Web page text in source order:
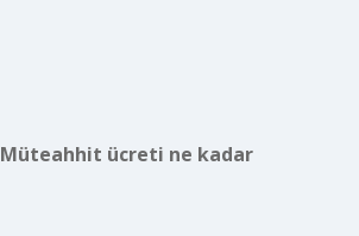
Müteahhit ücreti ne kadar